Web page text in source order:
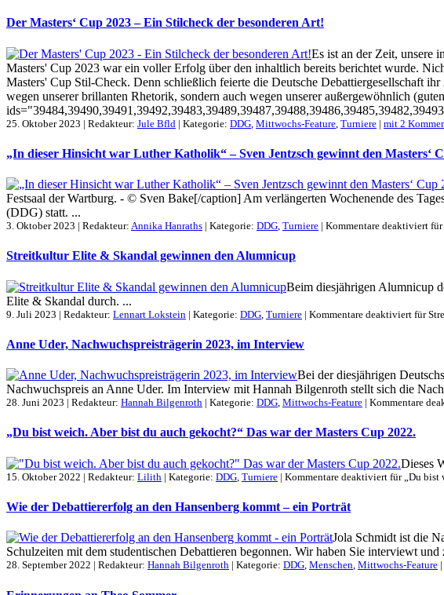
Der Masters‘ Cup 2023 – Ein Stilcheck der besonderen Art!
Es ist an der Zeit, unsere
Masters' Cup 2023 war ein voller Erfolg über den inhaltlich bereits berichtet wurde.
Masters' Cup Stil-Check. Denn schließlich feierte die Deutsche Debattiergesellschaft
wegen unserer brillanten Rhetorik, sondern auch wegen unserer außergewöhnlich
25. Oktober 2023 | Redakteur: Jule Bfld | Kategorie: DDG Mittwochs-Feature Turniere | mit 2
„In dieser Hinsicht war Luther Katholik“ – Sven Jentzsch gewinnt den Masters‘
Festsaal der Wartburg. - © Sven Bake[/caption] Am verlängerten Wochenende des
(DDG) statt. ...
3. Oktober 2023 | Redakteur: Annika Hanraths | Kategorie: DDG, Turniere | Kommentare deaktiviert für
Streitkultur Elite & Skandal gewinnen den Alumnicup
Beim diesjährigen Alumnicup
Elite & Skandal durch. ...
9. Juli 2023 | Redakteur: Lennart Lokstein | Kategorie: DDG Turniere | Kommentare deaktiviert für
Anne Uder, Nachwuchspreisträgerin 2023, im Interview
Bei der diesjährigen
Nachwuchspreis an Anne Uder. Im Interview mit Hannah Bilgenroth stellt sich die
28. Juni 2023 | Redakteur: Hannah Bilgenroth | Kategorie: DDG, Mittwochs-Feature | Kommentare
„Du bist weich. Aber bist du auch gekocht?“ Das war der Masters Cup 2022.
Dieses
15. Oktober 2022 | Redakteur: Lilith | Kategorie: DDG Turniere | Kommentare deaktiviert für „Du bist
Wie der Debattiererfolg an den Hansenberg kommt – ein Porträt
Jola Schmidt ist die
Schulzeiten mit dem studentischen Debattieren begonnen. Wir haben Sie interviewt
28. September 2022 | Redakteur: Hannah Bilgenroth | Kategorie: DDG, Menschen, Mittwochs-Feature |